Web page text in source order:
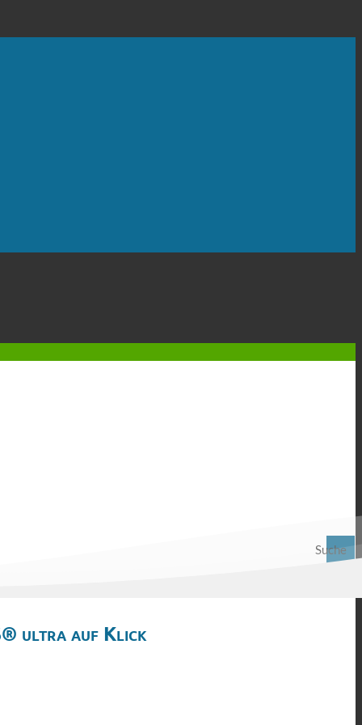
Suche
ultra auf Klick